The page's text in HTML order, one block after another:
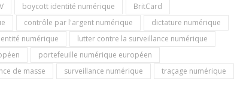
boycott identité numérique
BritCard
contrôle par l'argent numérique
dictature numérique
numérique
lutter contre la surveillance numérique
portefeuille numérique européen
de masse surveillance numérique traçage numérique